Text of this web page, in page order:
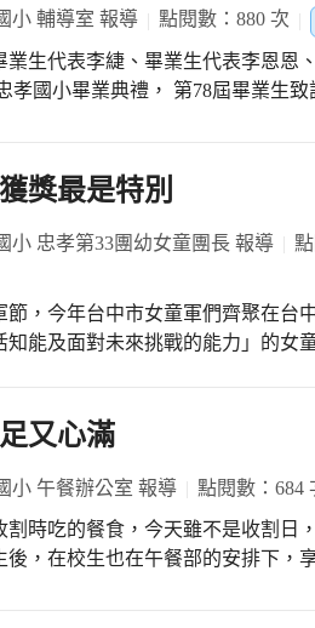
小 輔導室 報導 點閱數：880 次
業生代表李緁、畢業生代表李恩恩
『有禮貌、愛整潔、守秩序、勤
，校規通通記得。 此外，忠孝四傑的《送別
上國中 孤單寂寞覺得冷 才見忠孝眼淚
昂作詩、唱詩、吟詩，字正腔圓
六年的點點滴滴，是行囊裡最美的
此祝福，為了下一次的重逢，讓我
得最多的掌
獎最是特別
小 忠孝第33團幼女童團長 報導
節，今年台中市女童軍們齊聚在台
知能及面對未來挑戰的能力」的女
分別是：陳嬿任、陳俞希、陳宣
童軍，畢業後成為良好的公民，以
別。 #忠孝國小幼童軍
又心滿
小 午餐辦公室 報導 點閱數：684
割時吃的餐食，今天雖不是收割日
，在校生也在午餐部的安排下，享